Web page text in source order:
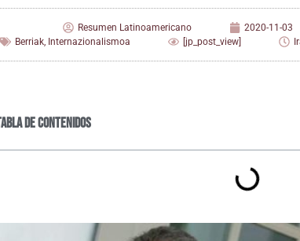
Resumen Latinoamericano 2020-11-03
Berriak, Internazionalismoa [jp_post_view]
de contenidos